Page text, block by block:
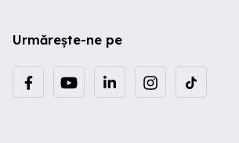
Urmărește-ne pe